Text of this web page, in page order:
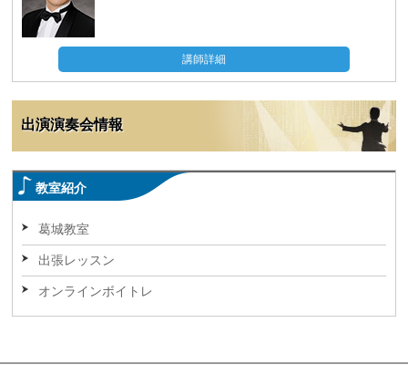
講師詳細
出演演奏会情報
教室紹介
葛城教室
出張レッスン
オンラインボイトレ